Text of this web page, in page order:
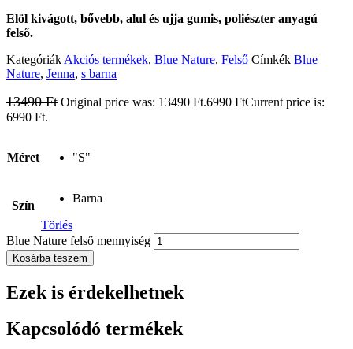
Elöl kivágott, bővebb, alul és ujja gumis, poliészter anyagú
felső.
Kategóriák Akciós termékek, Blue Nature, Felső Címkék Blue
Nature, Jenna, s barna
13490Ft Original price was: 13490 Ft.6990 FtCurrent price is:
6990 Ft.
Méret "S"
Szín
Barna
Törlés
Blue Nature felső mennyiség
Kosárba teszem
Ezek is érdekelhetnek
Kapcsolódó termékek